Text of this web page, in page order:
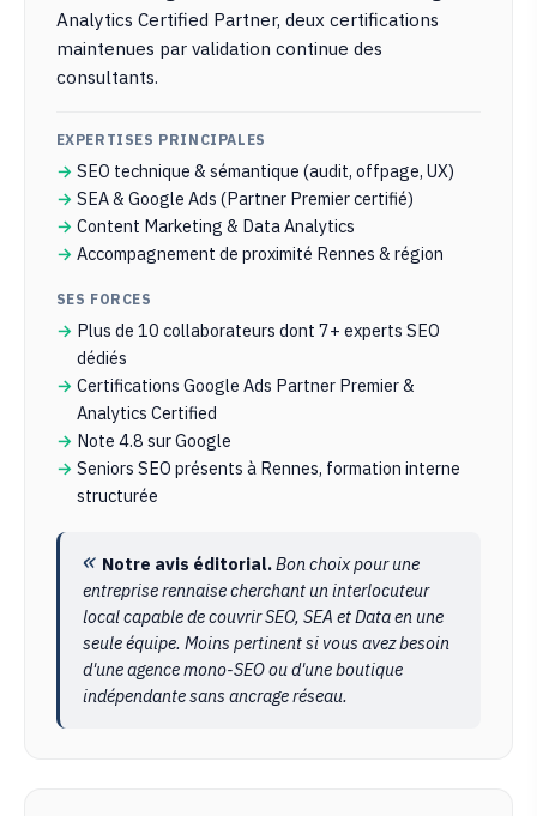
Analytics Certified Partner, deux certifications
maintenues par validation continue des
consultants.
EXPERTISES PRINCIPALES
SEO technique & sémantique (audit, offpage, UX)
SEA & Google Ads (Partner Premier certifié)
Content Marketing & Data Analytics
Accompagnement de proximité Rennes & région
SES FORCES
Plus de 10 collaborateurs dont 7+ experts SEO
dédiés
Certifications Google Ads Partner Premier &
Analytics Certified
Note 4.8 sur Google
Seniors SEO présents à Rennes, formation interne
structurée
Notre avis éditorial.Bon choix pour une
entreprise rennaise cherchant un interlocuteur
local capable de couvrir SEO, SEA et Data en une
seule équipe. Moins pertinent si vous avez besoin
d'une agence mono-SEO ou d'une boutique
indépendante sans ancrage réseau.